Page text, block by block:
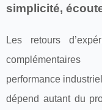
simplicité,
Les retours
performance
dépend autant du